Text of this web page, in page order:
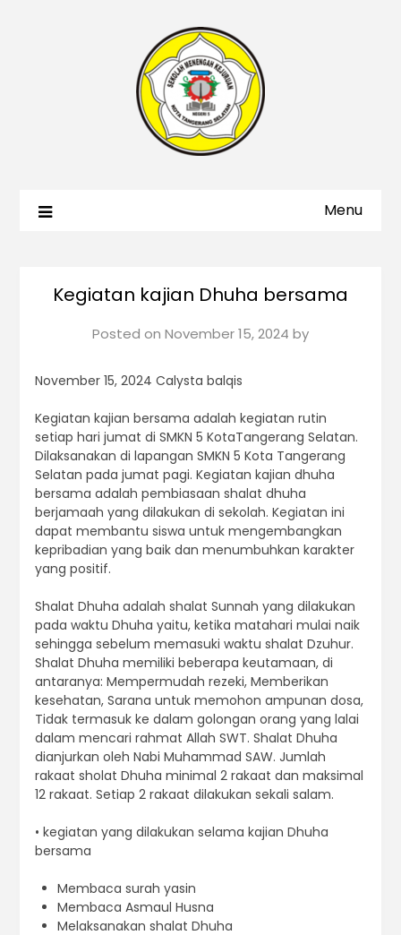
Menu
Kegiatan kajian Dhuha bersama
Posted on November 15, 2024 by
November 15, 2024 Calysta balqis
Kegiatan kajian bersama adalah kegiatan rutin
setiap hari jumat di SMKN 5 KotaTangerang Selatan.
Dilaksanakan di lapangan SMKN 5 Kota Tangerang
Selatan pada jumat pagi. Kegiatan kajian dhuha
bersama adalah pembiasaan shalat dhuha
berjamaah yang dilakukan di sekolah. Kegiatan ini
dapat membantu siswa untuk mengembangkan
kepribadian yang baik dan menumbuhkan karakter
yang positif.
Shalat Dhuha adalah shalat Sunnah yang dilakukan
pada waktu Dhuha yaitu, ketika matahari mulai naik
sehingga sebelum memasuki waktu shalat Dzuhur.
Shalat Dhuha memiliki beberapa keutamaan, di
antaranya: Mempermudah rezeki, Memberikan
kesehatan, Sarana untuk memohon ampunan dosa,
Tidak termasuk ke dalam golongan orang yang lalai
dalam mencari rahmat Allah SWT. Shalat Dhuha
dianjurkan oleh Nabi Muhammad SAW. Jumlah
rakaat sholat Dhuha minimal 2 rakaat dan maksimal
12 rakaat. Setiap 2 rakaat dilakukan sekali salam.
• kegiatan yang dilakukan selama kajian Dhuha
bersama
Membaca surah yasin
Membaca Asmaul Husna
Melaksanakan shalat Dhuha